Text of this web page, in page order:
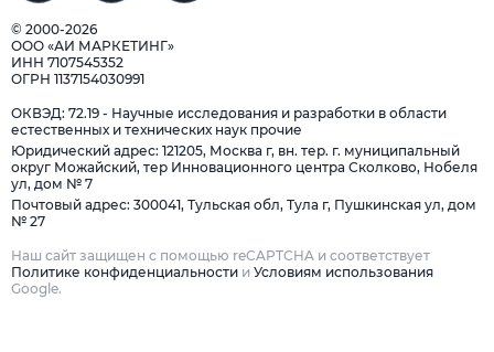
© 2000-2026
ООО «АИ МАРКЕТИНГ»
ИНН 7107545352
ОГРН 1137154030991
ОКВЭД: 72.19 - Научные исследования и разработки в области
естественных и технических наук прочие
Юридический адрес: 121205, Москва г, вн. тер. г. муниципальный
округ Можайский, тер Инновационного центра Сколково, Нобеля
ул, дом № 7
Почтовый адрес: 300041, Тульская обл, Тула г, Пушкинская ул, дом
№ 27
Наш сайт защищен с помощью reCAPTCHA и соответствует
Политике конфиденциальности и Условиям использования
Google.